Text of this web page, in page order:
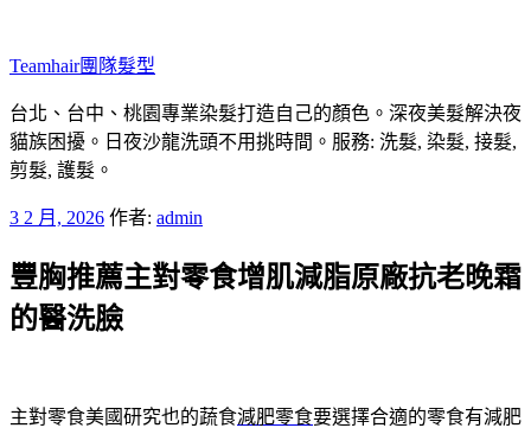
主
要
內
容
Teamhair團隊髮型
台北、台中、桃園專業染髮打造自己的顏色。深夜美髮解決夜
貓族困擾。日夜沙龍洗頭不用挑時間。服務: 洗髮, 染髮, 接髮,
剪髮, 護髮。
發
於
3 2 月, 2026 作者: admin
豐胸推薦主對零食增肌減脂原廠抗老晚霜
的醫洗臉
主對零食美國研究也的蔬食減肥零食要選擇合適的零食有減肥